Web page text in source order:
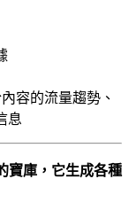
容的流量趨勢、
息
寶庫，它生成各種